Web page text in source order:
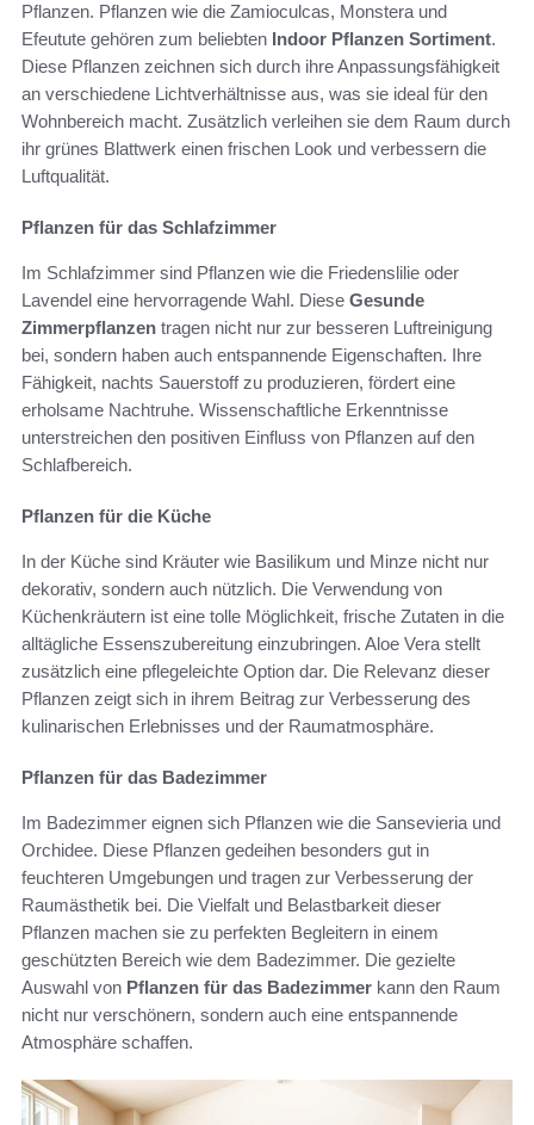
Pflanzen. Pflanzen wie die Zamioculcas, Monstera und
Efeutute gehören zum beliebten Indoor Pflanzen Sortiment.
Diese Pflanzen zeichnen sich durch ihre Anpassungsfähigkeit
an verschiedene Lichtverhältnisse aus, was sie ideal für den
Wohnbereich macht. Zusätzlich verleihen sie dem Raum durch
ihr grünes Blattwerk einen frischen Look und verbessern die
Luftqualität.
Pflanzen für das Schlafzimmer
Im Schlafzimmer sind Pflanzen wie die Friedenslilie oder
Lavendel eine hervorragende Wahl. Diese Gesunde
Zimmerpflanzen tragen nicht nur zur besseren Luftreinigung
bei, sondern haben auch entspannende Eigenschaften. Ihre
Fähigkeit, nachts Sauerstoff zu produzieren, fördert eine
erholsame Nachtruhe. Wissenschaftliche Erkenntnisse
unterstreichen den positiven Einfluss von Pflanzen auf den
Schlafbereich.
Pflanzen für die Küche
In der Küche sind Kräuter wie Basilikum und Minze nicht nur
dekorativ, sondern auch nützlich. Die Verwendung von
Küchenkräutern ist eine tolle Möglichkeit, frische Zutaten in die
alltägliche Essenszubereitung einzubringen. Aloe Vera stellt
zusätzlich eine pflegeleichte Option dar. Die Relevanz dieser
Pflanzen zeigt sich in ihrem Beitrag zur Verbesserung des
kulinarischen Erlebnisses und der Raumatmosphäre.
Pflanzen für das Badezimmer
Im Badezimmer eignen sich Pflanzen wie die Sansevieria und
Orchidee. Diese Pflanzen gedeihen besonders gut in
feuchteren Umgebungen und tragen zur Verbesserung der
Raumästhetik bei. Die Vielfalt und Belastbarkeit dieser
Pflanzen machen sie zu perfekten Begleitern in einem
geschützten Bereich wie dem Badezimmer. Die gezielte
Auswahl von Pflanzen für das Badezimmer kann den Raum
nicht nur verschönern, sondern auch eine entspannende
Atmosphäre schaffen.